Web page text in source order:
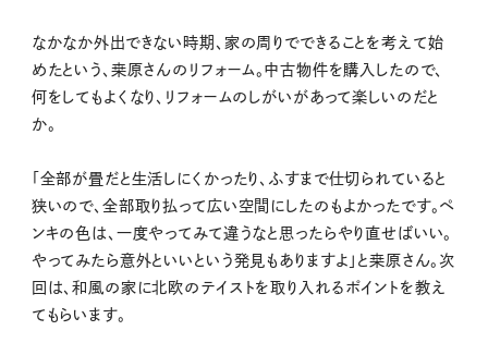
なかなか外出できない時期、家の周りでできることを考えて始
めたという、桒原さんのリフォーム。中古物件を購入したので、
何をしてもよくなり、リフォームのしがいがあって楽しいのだと
か。
「全部が畳だと生活しにくかったり、ふすまで仕切られていると
狭いので、全部取り払って広い空間にしたのもよかったです。ペ
ンキの色は、一度やってみて違うなと思ったらやり直せばいい。
やってみたら意外といいという発見もありますよ」と桒原さん。次
回は、和風の家に北欧のテイストを取り入れるポイントを教え
てもらいます。